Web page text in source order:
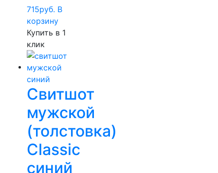
715руб. В
корзину
Купить в 1
клик
Свитшот
мужской
(толстовка)
Classic
синий